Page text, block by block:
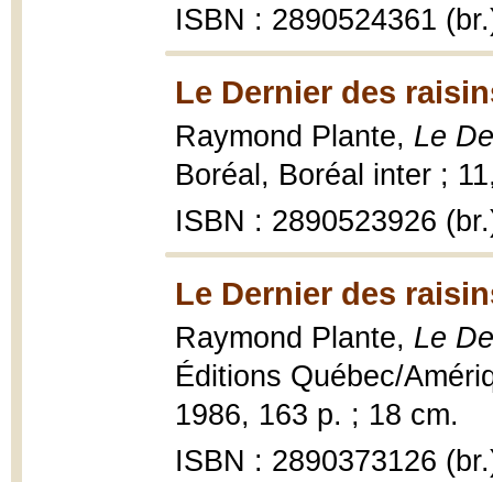
ISBN : 2890524361
Le Dernier des
Raymond Plante, Le
Boréal, Boréal inter ;
ISBN : 2890523926
Le Dernier des
Raymond Plante, Le
Éditions Québec/
1986, 163 p. ; 18 cm.
ISBN : 2890373126